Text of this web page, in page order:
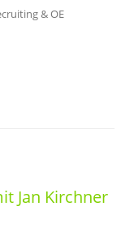
& OE
Jan Kirchner